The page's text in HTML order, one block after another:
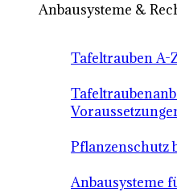
Anbausysteme &
Tafeltrauben A-
Pflanzenschutz
Anbausysteme